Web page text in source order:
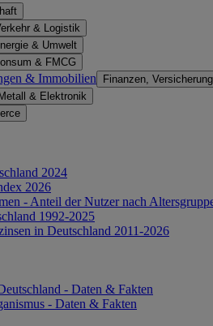
& Logistik
& Umwelt
& FMCG
& Immobilien Finanzen,
Metall & Elektronik
2024
2026
- Anteil der Nutzer nach
1992-2025
in Deutschland 2011-2026
- Daten & Fakten
- Daten & Fakten